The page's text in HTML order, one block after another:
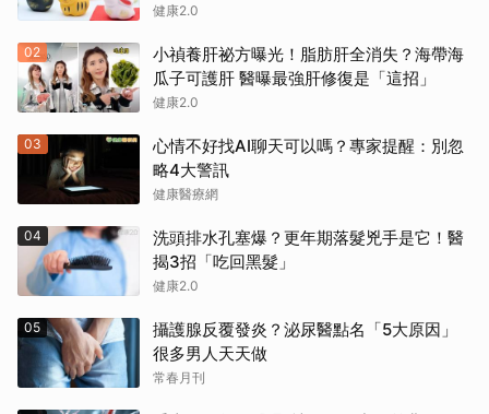
健康2.0
02
小禎養肝祕方曝光！脂肪肝全消失？海帶海
瓜子可護肝 醫曝最強肝修復是「這招」
健康2.0
03
心情不好找AI聊天可以嗎？專家提醒：別忽
略4大警訊
健康醫療網
04
洗頭排水孔塞爆？更年期落髮兇手是它！醫
揭3招「吃回黑髮」
健康2.0
05
攝護腺反覆發炎？泌尿醫點名「5大原因」
很多男人天天做
常春月刊